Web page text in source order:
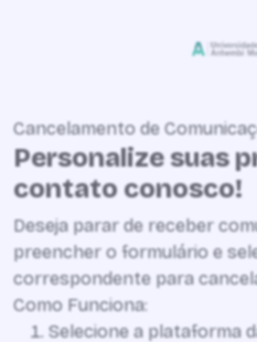
Cancelamento de
Personalize suas
contato conosco!
Deseja parar de receber
preencher o formulário e
correspondente para
Como Funciona:
Selecione a plataforma